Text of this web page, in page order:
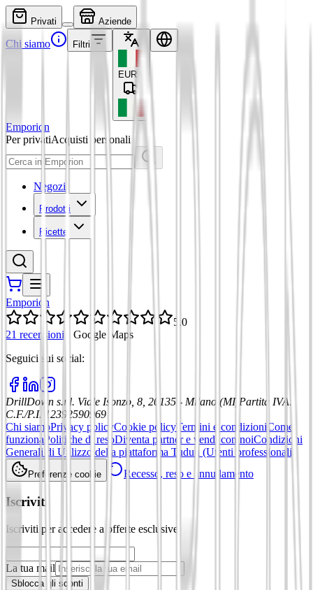
Privati Aziende
Chi siamo Filtri
EUR
Emporion
Per privatiAcquisti personali
Negozi
Prodotti
Ricette
Emporion
5,0
21 recensioni
Google Maps
Seguici sui social:
DrillDown s.r.l. Viale Isonzo, 8, 20135 - Milano (MI) Partita IVA:
C.F./P.I. 12392590969
Chi siamoPrivacy policyCookie policyTermini e condizioni Come
funziona Politiche di resoDiventa partner e vendi con noiCondizioni
Generali di Utilizzo della piattaforma Tuduu (Utenti professionali)
Preferenze cookie Recesso, reso e annullamento
Iscriviti
Iscriviti per accedere a offerte esclusive
La tua mail
Sblocca gli sconti